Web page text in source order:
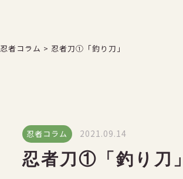
忍者コラム > 忍者刀①「釣り刀」
忍者コラム 2021.09.14
忍者刀①「釣り刀」